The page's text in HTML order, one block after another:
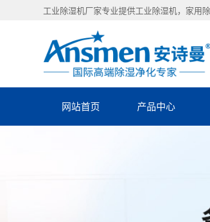
工业除湿机厂家专业提供工业除湿机，家用
网站首页 产品中心